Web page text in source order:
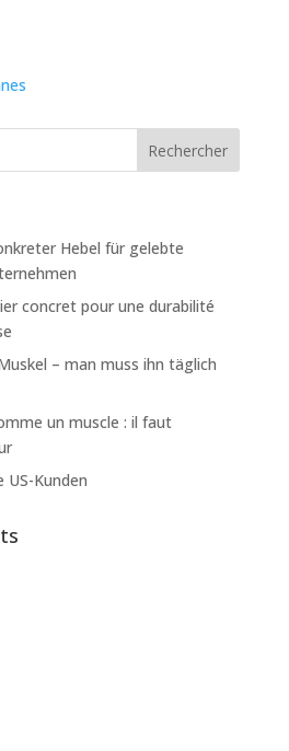
Hebel für gelebte
concret pour une durabilité
– man muss ihn täglich
un muscle : il faut
US-Kunden